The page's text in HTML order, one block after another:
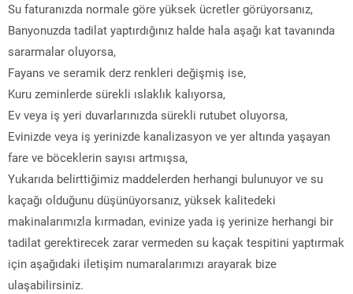
Su faturanızda normale göre yüksek ücretler görüyorsanız,
Banyonuzda tadilat yaptırdığınız halde hala aşağı kat tavanında
sararmalar oluyorsa,
Fayans ve seramik derz renkleri değişmiş ise,
Kuru zeminlerde sürekli ıslaklık kalıyorsa,
Ev veya iş yeri duvarlarınızda sürekli rutubet oluyorsa,
Evinizde veya iş yerinizde kanalizasyon ve yer altında yaşayan
fare ve böceklerin sayısı artmışsa,
Yukarıda belirttiğimiz maddelerden herhangi bulunuyor ve su
kaçağı olduğunu düşünüyorsanız, yüksek kalitedeki
makinalarımızla kırmadan, evinize yada iş yerinize herhangi bir
tadilat gerektirecek zarar vermeden su kaçak tespitini yaptırmak
için aşağıdaki iletişim numaralarımızı arayarak bize
ulaşabilirsiniz.